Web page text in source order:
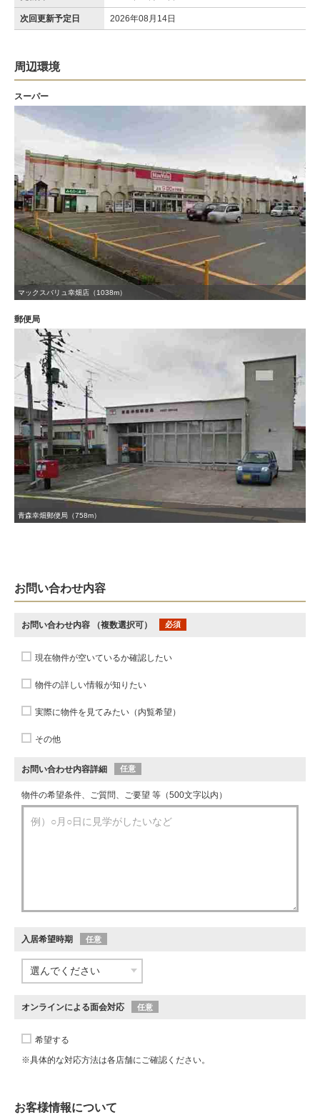
次回更新予定日 2026年08月14日
周辺環境
スーパー
マックスバリュ幸畑店（1038m）
郵便局
青森幸畑郵便局（758m）
お問い合わせ内容
お問い合わせ内容 （複数選択可） 必須
現在物件が空いているか確認したい
物件の詳しい情報が知りたい
実際に物件を見てみたい（内覧希望）
その他
お問い合わせ内容詳細 任意
物件の希望条件、ご質問、ご要望 等（500文字以内）
入居希望時期 任意
オンラインによる面会対応 任意
希望する
※具体的な対応方法は各店舗にご確認ください。
お客様情報について